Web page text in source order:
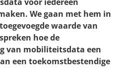
We gaan met hem in
waarde van
hoe de
van mobiliteitsdata een
een toekomstbestendige